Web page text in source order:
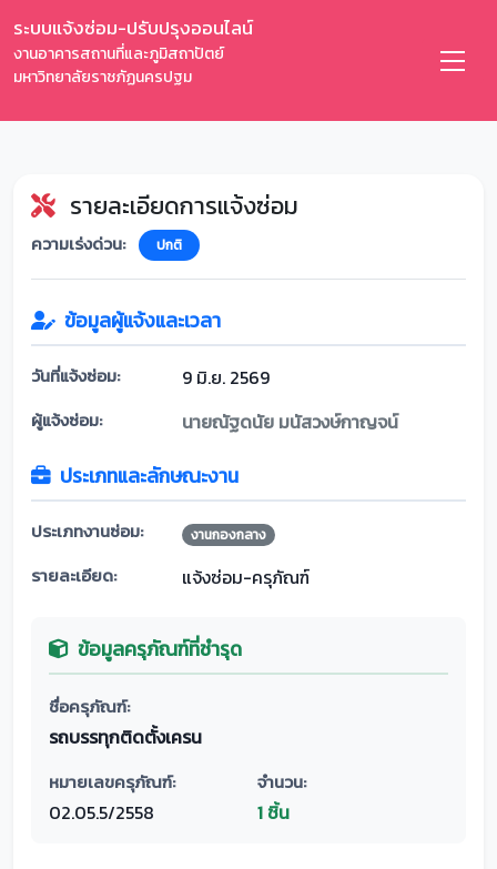
ระบบแจ้งซ่อม-ปรับปรุงออนไลน์
งานอาคารสถานที่และภูมิสถาปัตย์
มหาวิทยาลัยราชภัฏนครปฐม
รายละเอียดการแจ้งซ่อม
ความเร่งด่วน: ปกติ
ข้อมูลผู้แจ้งและเวลา
วันที่แจ้งซ่อม: 9 มิ.ย. 2569
ผู้แจ้งซ่อม: นายณัฐดนัย มนัสวงษ์กาญจน์
ประเภทและลักษณะงาน
ประเภทงานซ่อม: งานกองกลาง
รายละเอียด: แจ้งซ่อม-ครุภัณฑ์
ข้อมูลครุภัณฑ์ที่ชำรุด
ชื่อครุภัณฑ์:
รถบรรทุกติดตั้งเครน
หมายเลขครุภัณฑ์:
02.05.5/2558
จำนวน:
1 ชิ้น